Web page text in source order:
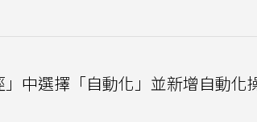
中選擇「自動化」並新增自動化